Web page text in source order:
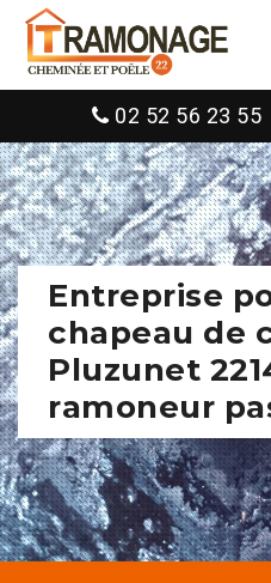
02 52 56 23 55
Entreprise
chapeau de
Pluzunet
ramoneur